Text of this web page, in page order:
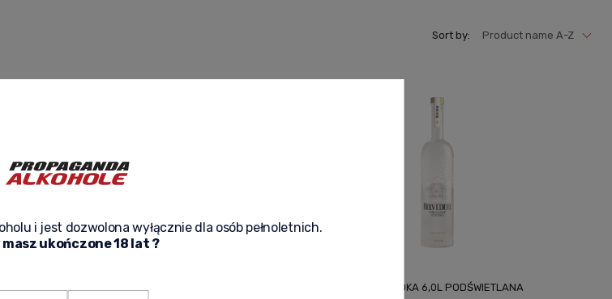
Sort by: Product name A-Z
BELVEDERE VODKA 3L + KARTONIK
BELVEDERE VODKA 6,0L PODŚWIETLANA
i jest dozwolona wyłącznie dla osób pełnoletnich.
masz ukończone 18 lat ?